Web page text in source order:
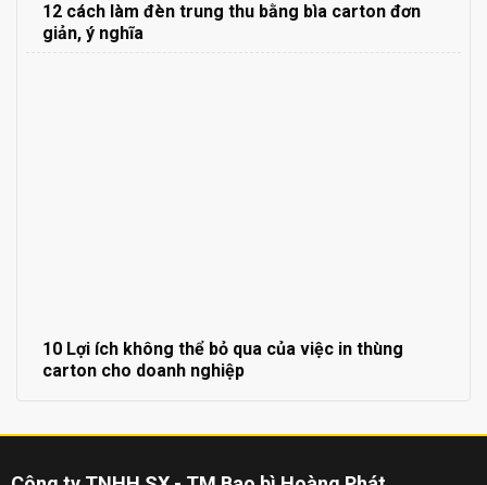
12 cách làm đèn trung thu bằng bìa carton đơn
giản, ý nghĩa
10 Lợi ích không thể bỏ qua của việc in thùng
carton cho doanh nghiệp